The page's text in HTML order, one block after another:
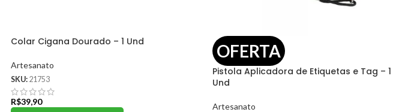
Colar Cigana Dourado – 1 Und
Artesanato
SKU: 21753
R$39,90
OFERTA
Pistola Aplicadora de Etiquetas e Tag – 1
Und
Artesanato